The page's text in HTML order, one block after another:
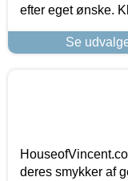
efter eget ønske.
Se
deres smykker af